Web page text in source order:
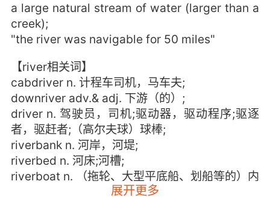
a large natural stream of water (larger than a
creek);
"the river was navigable for 50 miles"
【river相关词】
cabdriver n. 计程车司机，马车夫;
downriver adv.& adj. 下游（的）;
driver n. 驾驶员，司机;驱动器，驱动程序;驱逐
者，驱赶者;（高尔夫球）球棒;
riverbank n. 河岸，河堤;
riverbed n. 河床;河槽;
riverboat n. （拖轮、大型平底船、划船等的）内
展开更多